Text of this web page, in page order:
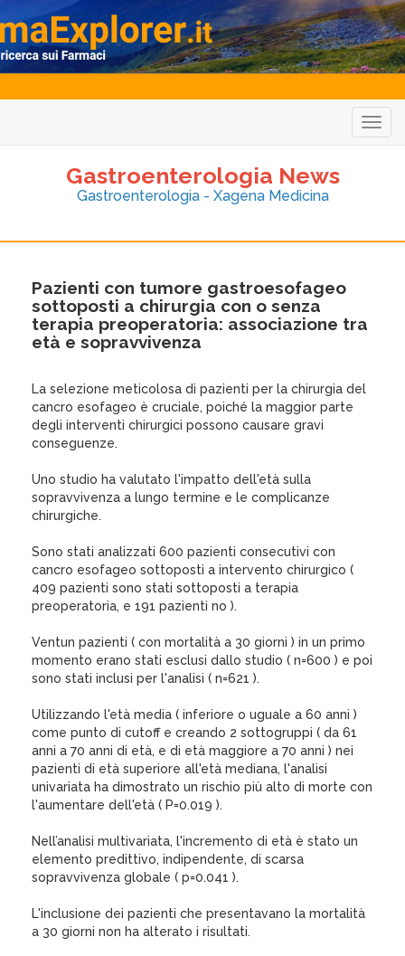
Gastroenterologia News
Gastroenterologia - Xagena Medicina
Pazienti con tumore gastroesofageo
sottoposti a chirurgia con o senza
terapia preoperatoria: associazione tra
età e sopravvivenza
La selezione meticolosa di pazienti per la chirurgia del
cancro esofageo è cruciale, poiché la maggior parte
degli interventi chirurgici possono causare gravi
conseguenze.
Uno studio ha valutato l'impatto dell'età sulla
sopravvivenza a lungo termine e le complicanze
chirurgiche.
Sono stati analizzati 600 pazienti consecutivi con
cancro esofageo sottoposti a intervento chirurgico (
409 pazienti sono stati sottoposti a terapia
preoperatoria, e 191 pazienti no ).
Ventun pazienti ( con mortalità a 30 giorni ) in un primo
momento erano stati esclusi dallo studio ( n=600 ) e poi
sono stati inclusi per l'analisi ( n=621 ).
Utilizzando l'età media ( inferiore o uguale a 60 anni )
come punto di cutoff e creando 2 sottogruppi ( da 61
anni a 70 anni di età, e di età maggiore a 70 anni ) nei
pazienti di età superiore all'età mediana, l'analisi
univariata ha dimostrato un rischio più alto di morte con
l'aumentare dell'età ( P=0.019 ).
Nell’analisi multivariata, l'incremento di età è stato un
elemento predittivo, indipendente, di scarsa
sopravvivenza globale ( p=0.041 ).
L'inclusione dei pazienti che presentavano la mortalità
a 30 giorni non ha alterato i risultati.